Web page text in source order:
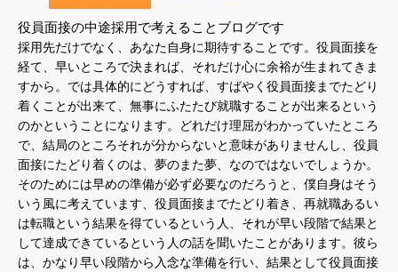
役員面接の中途採用で考えることブログです
採用先だけでなく、あなた自身に期待することです。役員面接を
経て、早いところで決まれば、それだけ心に余裕が生まれてきま
すから。では具体的にどうすれば、すばやく役員面接までたどり
着くことが出来て、無事にふたたび就職することが出来るという
のかということになります。どれだけ理屈がわかっていたところ
で、結局のところそれが分からないと意味がありませんし、役員
面接にたどり着くのは、夢のまた夢、なのではないでしょうか。
そのためには早めの準備が必ず必要なのだろうと、僕自身はそう
いう風に考えています、役員面接までたどり着き、再就職あるい
は転職という結果を得ているという人、それが早い段階で結果と
して達成できているという人の話を聞いたことがあります。彼ら
は、かなり早い段階から入念な準備を行い、結果として役員面接